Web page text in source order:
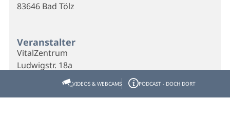
83646 Bad Tölz
Veranstalter
VitalZentrum
Ludwigstr. 18a
83646 Bad Tölz
VIDEOS & WEBCAMS PODCAST - DOCH DORT